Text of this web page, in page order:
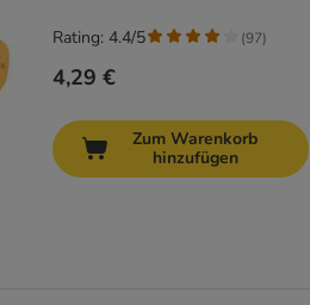
4,29 €
Rating: 4.4/5 (97)
Zum Warenkorb
hinzufügen